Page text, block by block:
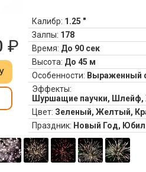
₽
Калибр: 1.25 "
Залпы: 178
Время: До 90 сек
Высота: До 45 м
Особенности: Выраженный
Эффекты:
Шуршащие паучки, Шлейф,
Цвет: Зеленый, Желтый,
Праздник: Новый Год,